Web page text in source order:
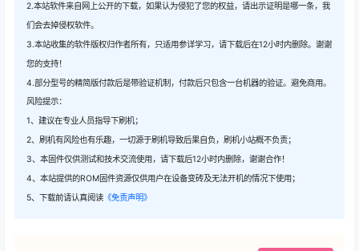
2.本站软件来自网上公开的下载，如果认为侵犯了您的权益，请出示证明是哪一条，我
们会去掉侵权软件。
3.本站收集的软件版权归作者所有，只适用参详学习，请下载后在12小时内删除。谢谢
您的支持！
4.部分型号的精简版付款后是带验证机制，付款后只包含一台机器的验证。避免商用。
风险提示：
1、建议在专业人员指导下刷机；
2、刷机有风险也有乐趣，一切源于刷机导致后果自负，刷机小站概不负责；
3、本固件仅供测试和技术交流使用，请下载后12小时内删除，谢谢合作！
4、本站提供的ROM固件资源仅供用户在设备变砖及无法开机的情况下使用；
5、下载前请认真阅读 《免责声明》